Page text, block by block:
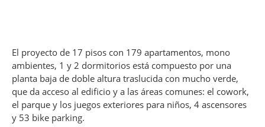
El proyecto de 17 pisos con 179 apartamentos, mono
ambientes, 1 y 2 dormitorios está compuesto por una
planta baja de doble altura traslucida con mucho verde,
que da acceso al edificio y a las áreas comunes: el cowork,
el parque y los juegos exteriores para niños, 4 ascensores
y 53 bike parking.